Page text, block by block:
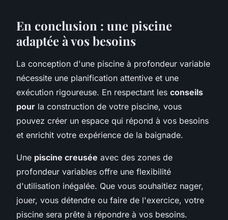
En conclusion : une piscine
adaptée à vos besoins
La conception d'une piscine à profondeur variable
nécessite une planification attentive et une
exécution rigoureuse. En respectant les conseils
pour la construction de votre piscine, vous
pouvez créer un espace qui répond à vos besoins
et enrichit votre expérience de la baignade.
Une piscine creusée avec des zones de
profondeur variables offre une flexibilité
d'utilisation inégalée. Que vous souhaitiez nager,
jouer, vous détendre ou faire de l'exercice, votre
piscine sera prête à répondre à vos besoins.